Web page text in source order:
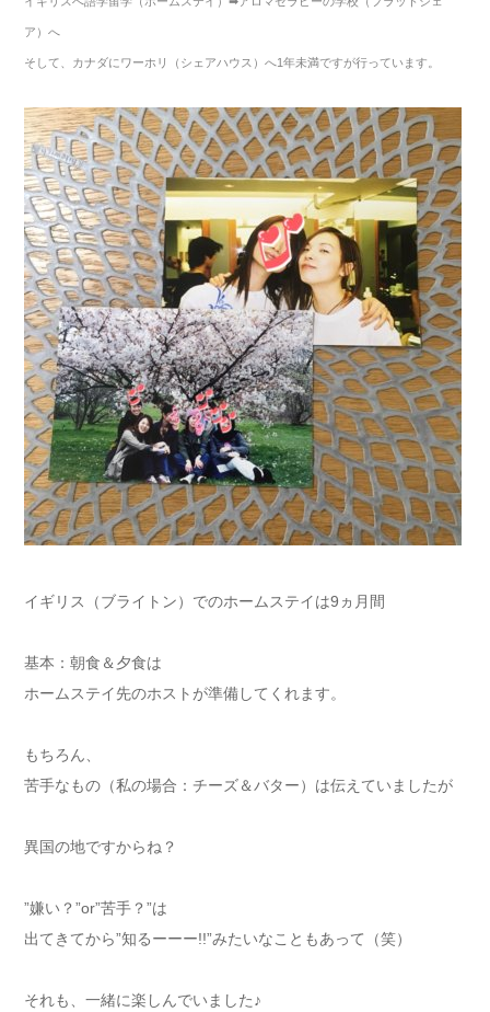
ア）へ
そして、カナダにワーホリ（シェアハウス）へ1年未満ですが行っています。
イギリス（ブライトン）でのホームステイは9ヵ月間
基本：朝食＆夕食は
ホームステイ先のホストが準備してくれます。
もちろん、
苦手なもの（私の場合：チーズ＆バター）は伝えていましたが
異国の地ですからね？
”嫌い？”or”苦手？”は
出てきてから”知るーーー!!”みたいなこともあって（笑）
それも、一緒に楽しんでいました♪